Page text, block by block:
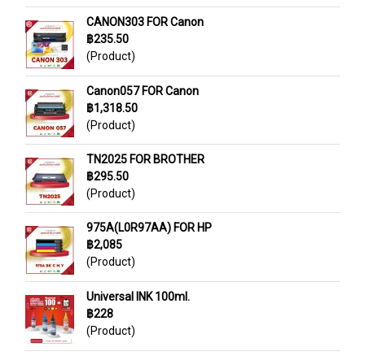
CANON303 FOR Canon
฿235.50
(Product)
Canon057 FOR Canon
฿1,318.50
(Product)
TN2025 FOR BROTHER
฿295.50
(Product)
975A(L0R97AA) FOR HP
฿2,085
(Product)
Universal INK 100ml.
฿228
(Product)